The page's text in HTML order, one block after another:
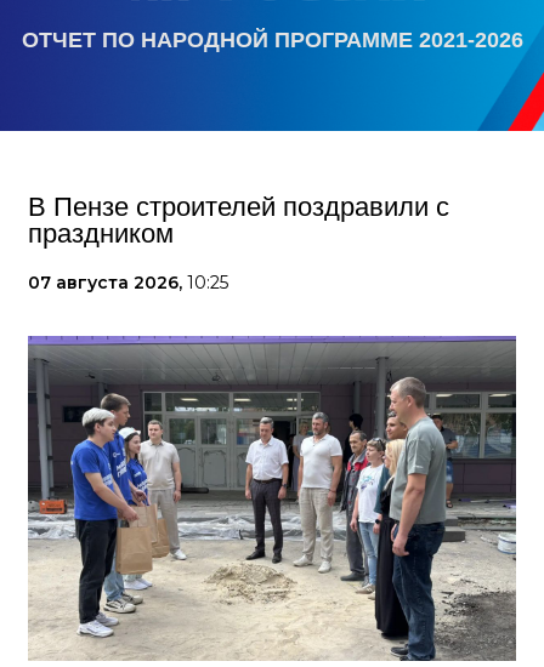
ОТЧЕТ ПО НАРОДНОЙ ПРОГРАММЕ 2021-2026
В Пензе строителей поздравили с
праздником
07 августа 2026, 10:25